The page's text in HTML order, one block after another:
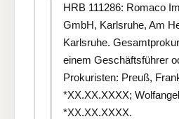
HRB 111286: Romaco
GmbH, Karlsruhe, Am
Karlsruhe.
einem Geschäftsführer
Prokuristen: Preuß,
*XX.XX.XXXX;
*XX.XX.XXXX.